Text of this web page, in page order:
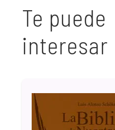
Te puede
interesar